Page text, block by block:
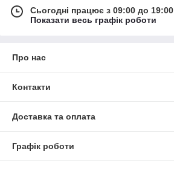
Сьогодні працює з 09:00 до 19:00
Показати весь графік роботи
Про нас
Контакти
Доставка та оплата
Графік роботи